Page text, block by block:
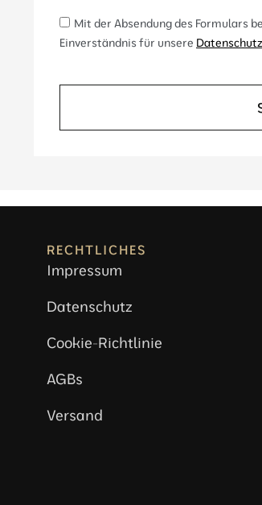
Mit der Absendung des Formulars
Einverständnis für unsere
RECHTLICHES
Impressum
Datenschutz
Cookie-Richtlinie
AGBs
Versand